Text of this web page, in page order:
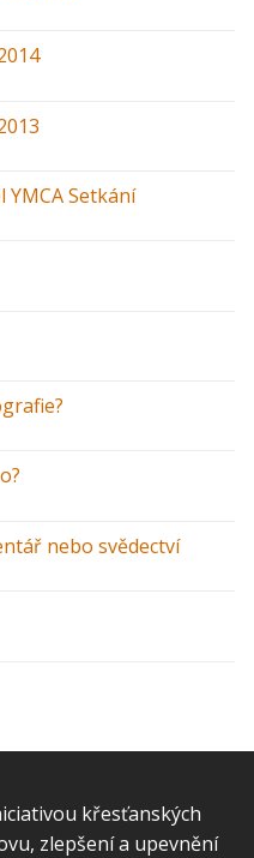
Setkání
nebo svědectví
křesťanských
zlepšení a upevnění